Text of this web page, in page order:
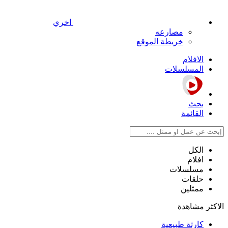
اخري
مصارعه
خريطة الموقع
الافلام
المسلسلات
بحث
القائمة
الكل
افلام
مسلسلات
حلقات
ممثلين
الاكثر مشاهدة
كارثة طبيعية